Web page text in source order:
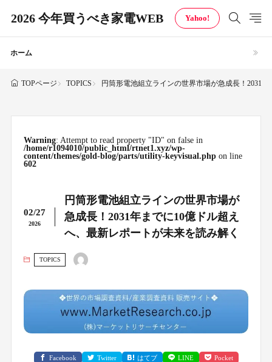
2026 今年買うべき家電WEB Yahoo!
ホーム
TOPページ TOPICS 円筒形電池組立ラインの世界市場が急成長！2031
Warning: Attempt to read property "ID" on false in
/home/r1094010/public_html/rtnet1.xyz/wp-
content/themes/gold-blog/parts/utility-keyvisual.phpon line
602
02/27
2026
円筒形電池組立ラインの世界市場が
急成長！2031年までに10億ドル超え
へ、最新レポートが未来を読み解く
TOPICS
Facebook Twitter はてブ LINE Pocket